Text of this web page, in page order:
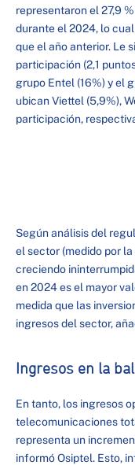
representaron el 27,9
durante el 2024, lo
que el año anterior. Le
participación (2,1
grupo Entel (16%) y el
ubican Viettel (5,9%),
participación,
Según análisis del
el sector (medido por
creciendo
en 2024 es el mayor
medida que las
ingresos del sector,
Ingresos en la
En tanto, los ingresos
telecomunicaciones
representa un
informó Osiptel. Esto,